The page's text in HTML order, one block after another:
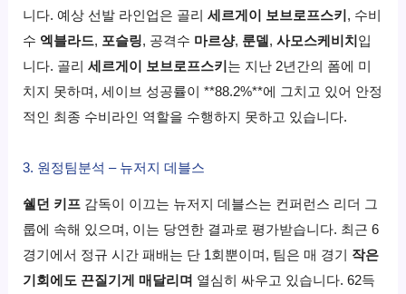
니다. 예상 선발 라인업은 골리세르게이 보브로프스키 , 수비
수 엑블라드, 포슬링, 공격수 마르샹, 룬델 ,사모스케비치 입
니다. 골리세르게이 보브로프스키 는 지난 2년간의 폼에 미
치지 못하며, 세이브 성공률이 **88.2%**에 그치고 있어 안정
적인 최종 수비라인 역할을 수행하지 못하고 있습니다.
3. 원정팀분석 – 뉴저지 데블스
쉘던 키프 감독이 이끄는 뉴저지 데블스는 컨퍼런스 리더 그
룹에 속해 있으며, 이는 당연한 결과로 평가받습니다. 최근 6
경기에서 정규 시간 패배는 단 1회뿐이며, 팀은 매 경기 작은
기회에도 끈질기게 매달리며 열심히 싸우고 있습니다. 62득